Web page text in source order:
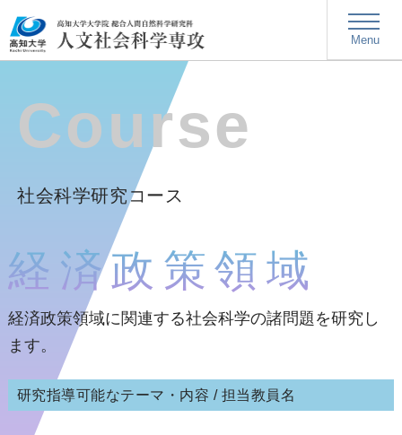
Menu
社会科学研究コース
経済政策領域
経済政策領域に関連する社会科学の諸問題を研究し
ます。
研究指導可能なテーマ・内容 / 担当教員名